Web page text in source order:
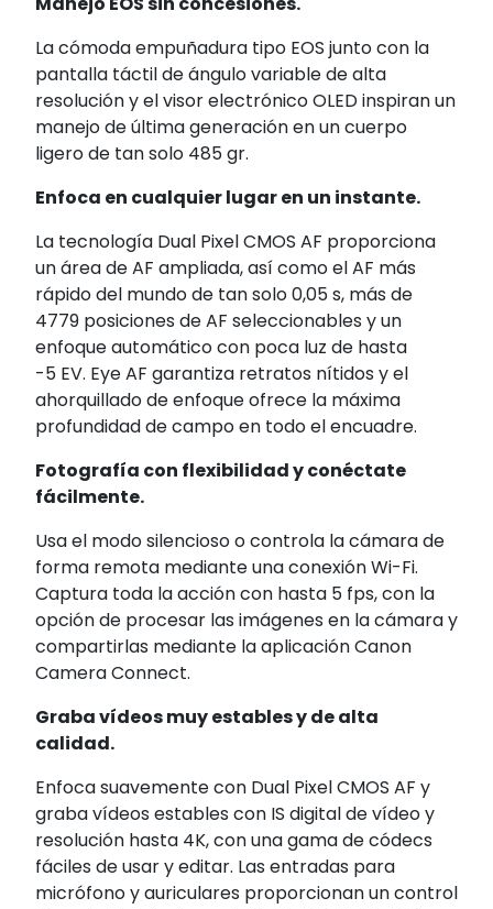
La cómoda empuñadura tipo EOS junto con la
pantalla táctil de ángulo variable de alta
resolución y el visor electrónico OLED inspiran un
manejo de última generación en un cuerpo
ligero de tan solo 485 gr.
Enfoca en cualquier lugar en un instante.
La tecnología Dual Pixel CMOS AF proporciona
un área de AF ampliada, así como el AF más
rápido del mundo de tan solo 0,05 s, más de
4779 posiciones de AF seleccionables y un
enfoque automático con poca luz de hasta
-5 EV. Eye AF garantiza retratos nítidos y el
ahorquillado de enfoque ofrece la máxima
profundidad de campo en todo el encuadre.
Fotografía con flexibilidad y conéctate
fácilmente.
Usa el modo silencioso o controla la cámara de
forma remota mediante una conexión Wi-Fi.
Captura toda la acción con hasta 5 fps, con la
opción de procesar las imágenes en la cámara y
compartirlas mediante la aplicación Canon
Camera Connect.
Graba vídeos muy estables y de alta
calidad.
Enfoca suavemente con Dual Pixel CMOS AF y
graba vídeos estables con IS digital de vídeo y
resolución hasta 4K, con una gama de códecs
fáciles de usar y editar. Las entradas para
micrófono y auriculares proporcionan un control